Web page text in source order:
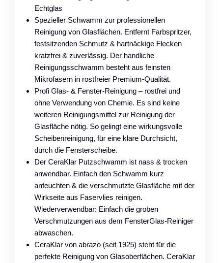
Echtglas
Spezieller Schwamm zur professionellen
Reinigung von Glasflächen. Entfernt Farbspritzer,
festsitzenden Schmutz & hartnäckige Flecken
kratzfrei & zuverlässig. Der handliche
Reinigungsschwamm besteht aus feinsten
Mikrofasern in rostfreier Premium-Qualität.
Profi Glas- & Fenster-Reinigung – rostfrei und
ohne Verwendung von Chemie. Es sind keine
weiteren Reinigungsmittel zur Reinigung der
Glasfläche nötig. So gelingt eine wirkungsvolle
Scheibenreinigung, für eine klare Durchsicht,
durch die Fensterscheibe.
Der CeraKlar Putzschwamm ist nass & trocken
anwendbar. Einfach den Schwamm kurz
anfeuchten & die verschmutzte Glasfläche mit der
Wirkseite aus Faservlies reinigen.
Wiederverwendbar: Einfach die groben
Verschmutzungen aus dem FensterGlas-Reiniger
abwaschen.
CeraKlar von abrazo (seit 1925) steht für die
perfekte Reinigung von Glasoberflächen. CeraKlar